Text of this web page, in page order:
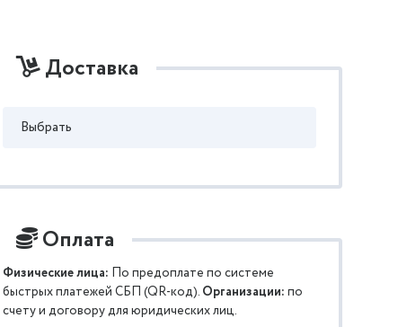
Доставка
Выбрать
Оплата
Физические лица: По предоплате по системе
быстрых платежей СБП (QR-код). Организации: по
счету и договору для юридических лиц.